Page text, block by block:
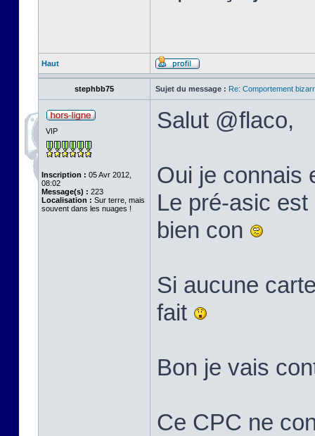
Haut
stephbb75 Sujet du message : Re: Comportement
VIP
Inscription : 05 Avr 2012,
08:02
Message(s) : 223
Localisation : Sur terre, mais
souvent dans les nuages !
Salut @flaco,
Oui je connais
Le pré-asic
bien con
Si aucune
fait
Bon je vais
Ce CPC ne